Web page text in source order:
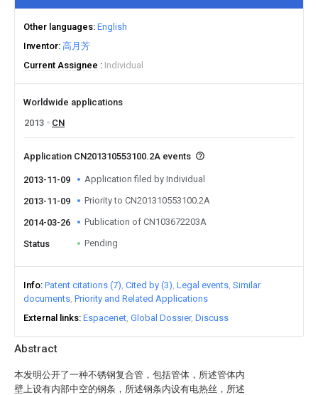
Abstract
本发明公开了一种不锈钢复合管，包括管体，所述管体内
壁上设有内部中空的钢条，所述钢条内设有电热丝，所述
Other languages English
Inventor 高月芳
Current Assignee
Individual
Worldwide applications
2013
CN
Application CN201310553100.2A events
2013-11-09 Application filed by Individual
2013-11-09 Priority to CN201310553100.2A
2014-03-26 Publication of CN103672203A
Status Pending
Info Patent citations (7) Cited by (3) Legal events Similar
documents Priority and Related Applications
External links Espacenet Global Dossier Discuss